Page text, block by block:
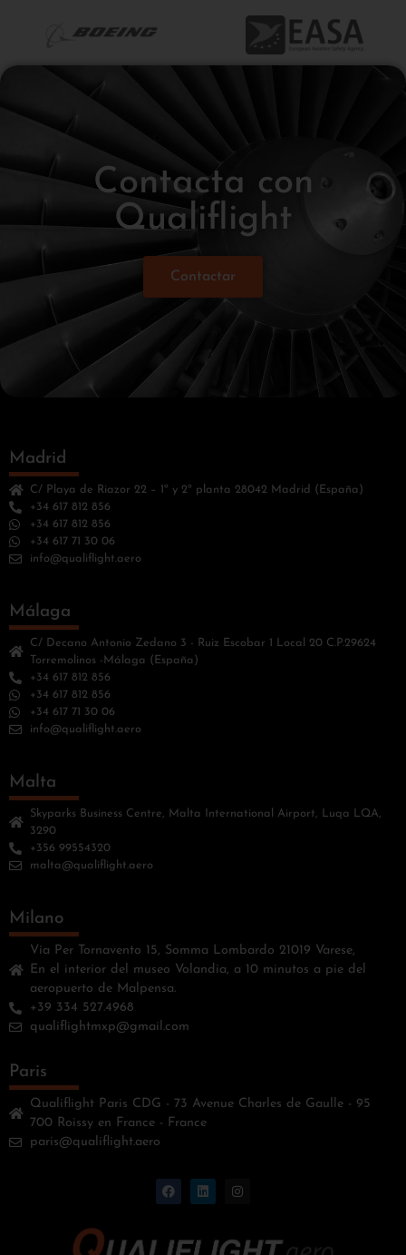
Contacta con
Qualiflight
Contactar
Madrid
C/ Playa de Riazor 22 – 1º y 2º planta 28042 Madrid (España)
+34 617 812 856
+34 617 812 856
+34 617 71 30 06
info@qualiflight.aero
Málaga
C/ Decano Antonio Zedano 3 - Ruiz Escobar 1 Local 20 C.P.29624
Torremolinos -Málaga (España)
+34 617 812 856
+34 617 812 856
+34 617 71 30 06
info@qualiflight.aero
Malta
Skyparks Business Centre, Malta International Airport, Luqa LQA,
3290
+356 99554320
malta@qualiflight.aero
Milano
Vía Per Tornavento 15, Somma Lombardo 21019 Varese,
En el interior del museo Volandia, a 10 minutos a pie del
aeropuerto de Malpensa.
+39 334 527.4968
qualiflightmxp@gmail.com
Paris
Qualiflight Paris CDG - 73 Avenue Charles de Gaulle - 95
700 Roissy en France - France
paris@qualiflight.aero